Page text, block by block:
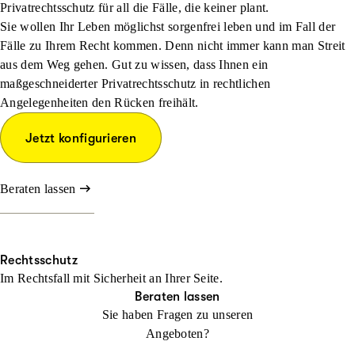
Privatrechtsschutz für all die Fälle, die keiner plant.
Sie wollen Ihr Leben möglichst sorgenfrei leben und im Fall der
Fälle zu Ihrem Recht kommen. Denn nicht immer kann man Streit
aus dem Weg gehen. Gut zu wissen, dass Ihnen ein
maßgeschneiderter Privatrechtsschutz in rechtlichen
Angelegenheiten den Rücken freihält.
Jetzt konfigurieren
Beraten lassen
Rechtsschutz
Im Rechtsfall mit Sicher­heit an Ihrer Seite.
Beraten lassen
Sie haben Fragen zu unseren
Angeboten?